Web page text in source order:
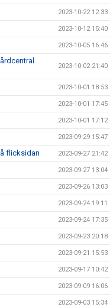
2023-10-22 12:33
2023-10-12 15:40
2023-10-05 16:46
2023-10-02 21:40
2023-10-01 18:53
2023-10-01 17:45
2023-10-01 17:12
2023-09-29 15:47
flicksidan 2023-09-27 21:42
2023-09-27 13:04
2023-09-26 13:03
2023-09-24 19:11
2023-09-24 17:35
2023-09-23 20:18
2023-09-21 15:53
2023-09-17 10:42
2023-09-09 16:06
2023-09-03 15:34